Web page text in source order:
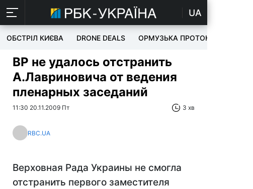
UA
ОБСТРІЛ КИЄВА DRONE DEALS ОРМУЗЬКА ПРОТОКА
ВР не удалось отстранить
А.Лавриновича от ведения
пленарных заседаний
11:30 20.11.2009 Пт 3 хв
RBC.UA
Верховная Рада Украины не смогла
отстранить первого заместителя